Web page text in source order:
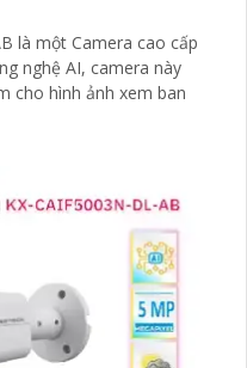
là một Camera cao cấp
cho hình ảnh xem ban